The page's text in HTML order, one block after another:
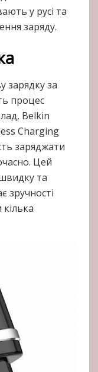
у русі та
заряду.
зарядку за
процес
Belkin
Charging
заряджати
Цей
та
зручності